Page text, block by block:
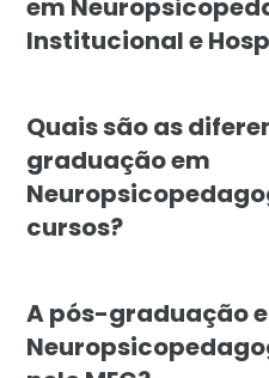
em
Institucional e
Quais são as
graduação em
cursos?
A pós-graduação